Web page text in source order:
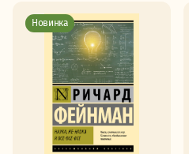
Новинка